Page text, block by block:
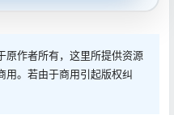
原作者所有，这里所提供资源
用。若由于商用引起版权纠